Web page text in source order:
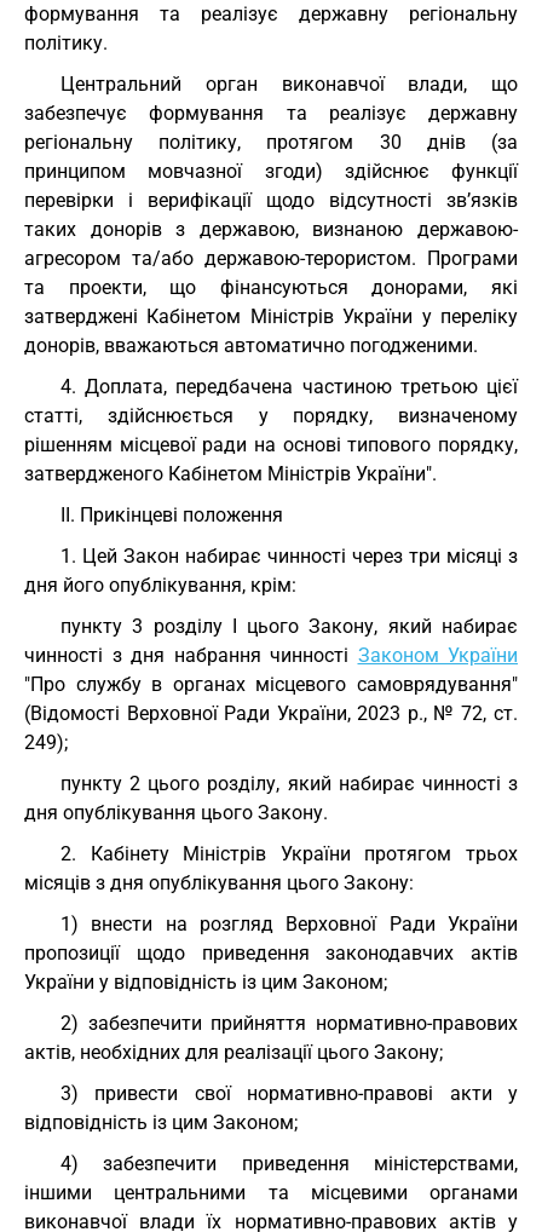
формування та реалізує державну регіональну
політику.
Центральний орган виконавчої влади, що
забезпечує формування та реалізує державну
регіональну політику, протягом 30 днів (за
принципом мовчазної згоди) здійснює функції
перевірки і верифікації щодо відсутності зв’язків
таких донорів з державою, визнаною державою-
агресором та/або державою-терористом. Програми
та проекти, що фінансуються донорами, які
затверджені Кабінетом Міністрів України у переліку
донорів, вважаються автоматично погодженими.
4. Доплата, передбачена частиною третьою цієї
статті, здійснюється у порядку, визначеному
рішенням місцевої ради на основі типового порядку,
затвердженого Кабінетом Міністрів України".
II. Прикінцеві положення
1. Цей Закон набирає чинності через три місяці з
дня його опублікування, крім:
пункту 3 розділу I цього Закону, який набирає
чинності з дня набрання чинності Законом України
"Про службу в органах місцевого самоврядування"
(Відомості Верховної Ради України, 2023 р., № 72, ст.
249);
пункту 2 цього розділу, який набирає чинності з
дня опублікування цього Закону.
2. Кабінету Міністрів України протягом трьох
місяців з дня опублікування цього Закону:
1) внести на розгляд Верховної Ради України
пропозиції щодо приведення законодавчих актів
України у відповідність із цим Законом;
2) забезпечити прийняття нормативно-правових
актів, необхідних для реалізації цього Закону;
3) привести свої нормативно-правові акти у
відповідність із цим Законом;
4) забезпечити приведення міністерствами,
іншими центральними та місцевими органами
виконавчої влади їх нормативно-правових актів у